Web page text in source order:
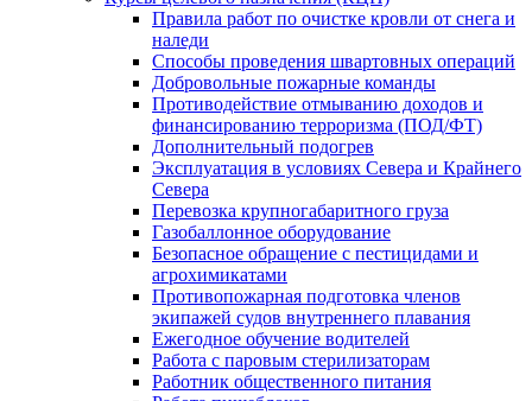
Правила работ по очистке кровли от снега и
наледи
Способы проведения швартовных операций
Добровольные пожарные команды
Противодействие отмыванию доходов и
финансированию терроризма (ПОД/ФТ)
Дополнительный подогрев
Эксплуатация в условиях Севера и Крайнего
Севера
Перевозка крупногабаритного груза
Газобаллонное оборудование
Безопасное обращение с пестицидами и
агрохимикатами
Противопожарная подготовка членов
экипажей судов внутреннего плавания
Ежегодное обучение водителей
Работа с паровым стерилизаторам
Работник общественного питания